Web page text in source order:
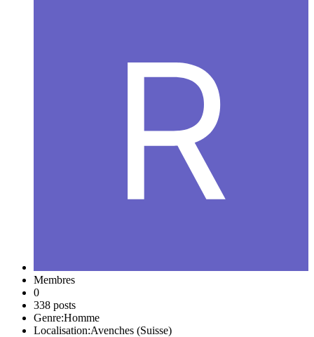
Membres
0
338 posts
Genre:Homme
Localisation:Avenches (Suisse)